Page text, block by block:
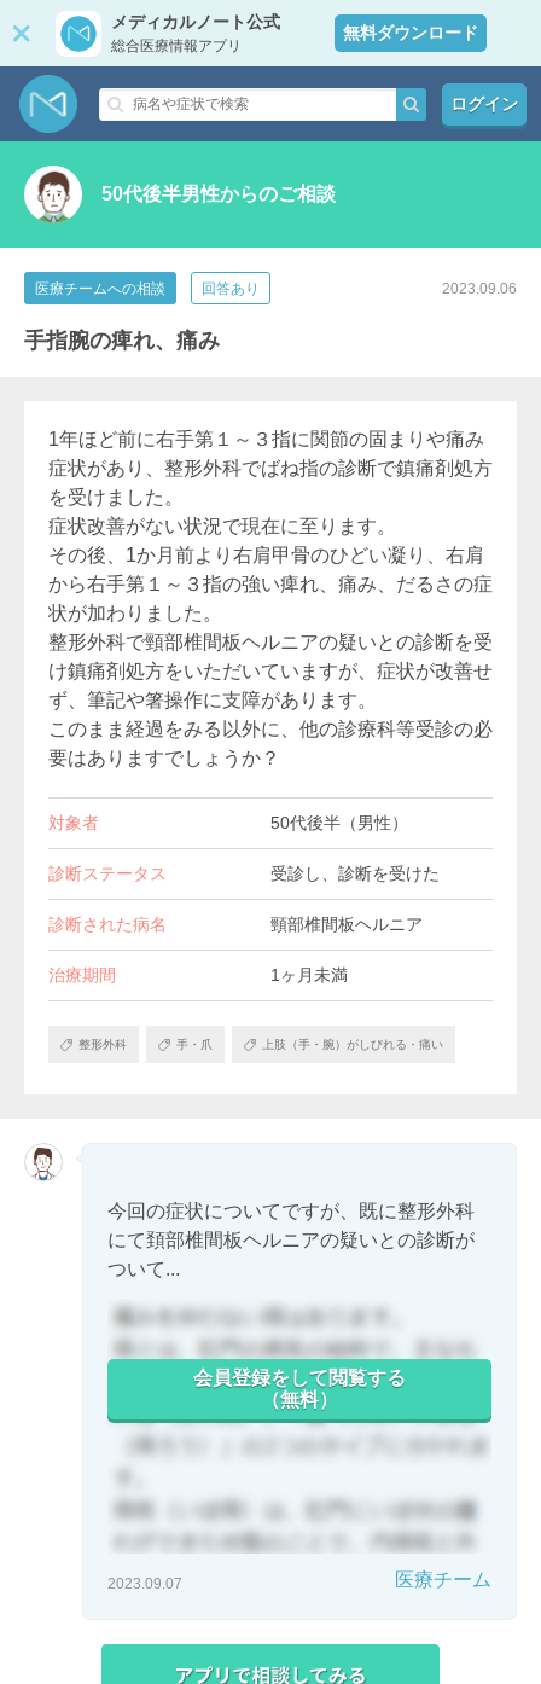
メディカルノート公式
総合医療情報アプリ
無料ダウンロード
ログイン
50代後半男性からのご相談
医療チームへの相談 回答あり 2023.09.06
手指腕の痺れ、痛み
1年ほど前に右手第１～３指に関節の固まりや痛み
症状があり、整形外科でばね指の診断で鎮痛剤処方
を受けました。
症状改善がない状況で現在に至ります。
その後、1か月前より右肩甲骨のひどい凝り、右肩
から右手第１～３指の強い痺れ、痛み、だるさの症
状が加わりました。
整形外科で頸部椎間板ヘルニアの疑いとの診断を受
け鎮痛剤処方をいただいていますが、症状が改善せ
ず、筆記や箸操作に支障があります。
このまま経過をみる以外に、他の診療科等受診の必
要はありますでしょうか？
対象者 50代後半（男性）
診断ステータス 受診し、診断を受けた
診断された病名 頸部椎間板ヘルニア
治療期間 1ヶ月未満
整形外科 手・爪 上肢（手・腕）がしびれる・痛い
今回の症状についてですが、既に整形外科
にて頚部椎間板ヘルニアの疑いとの診断が
ついて...
会員登録をして閲覧する
（無料）
2023.09.07 医療チーム